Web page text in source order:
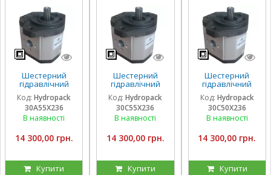
Шестерний
гідравлічний
насос Hydropack
30A55X236 (55
см3) лівого
обертання
Код: Hydropack
30A55X236
В наявності
14 300,00 грн.
Купити
Шестерний
гідравлічний
насос Hydropack
30C55X236 (55
см3) правого
обертання
Код: Hydropack
30C55X236
В наявності
14 300,00 грн.
Купити
Шестерний
гідравлічний
насос Hydropack
30C50X236 (50
см3) правого
обертання
Код: Hydropack
30C50X236
В наявності
14 300,00 грн.
Купити